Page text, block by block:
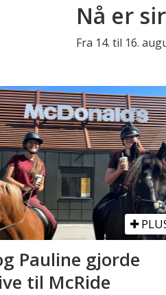
Nå er
Fra 14. til 16.
Pauline gjorde
til McRide